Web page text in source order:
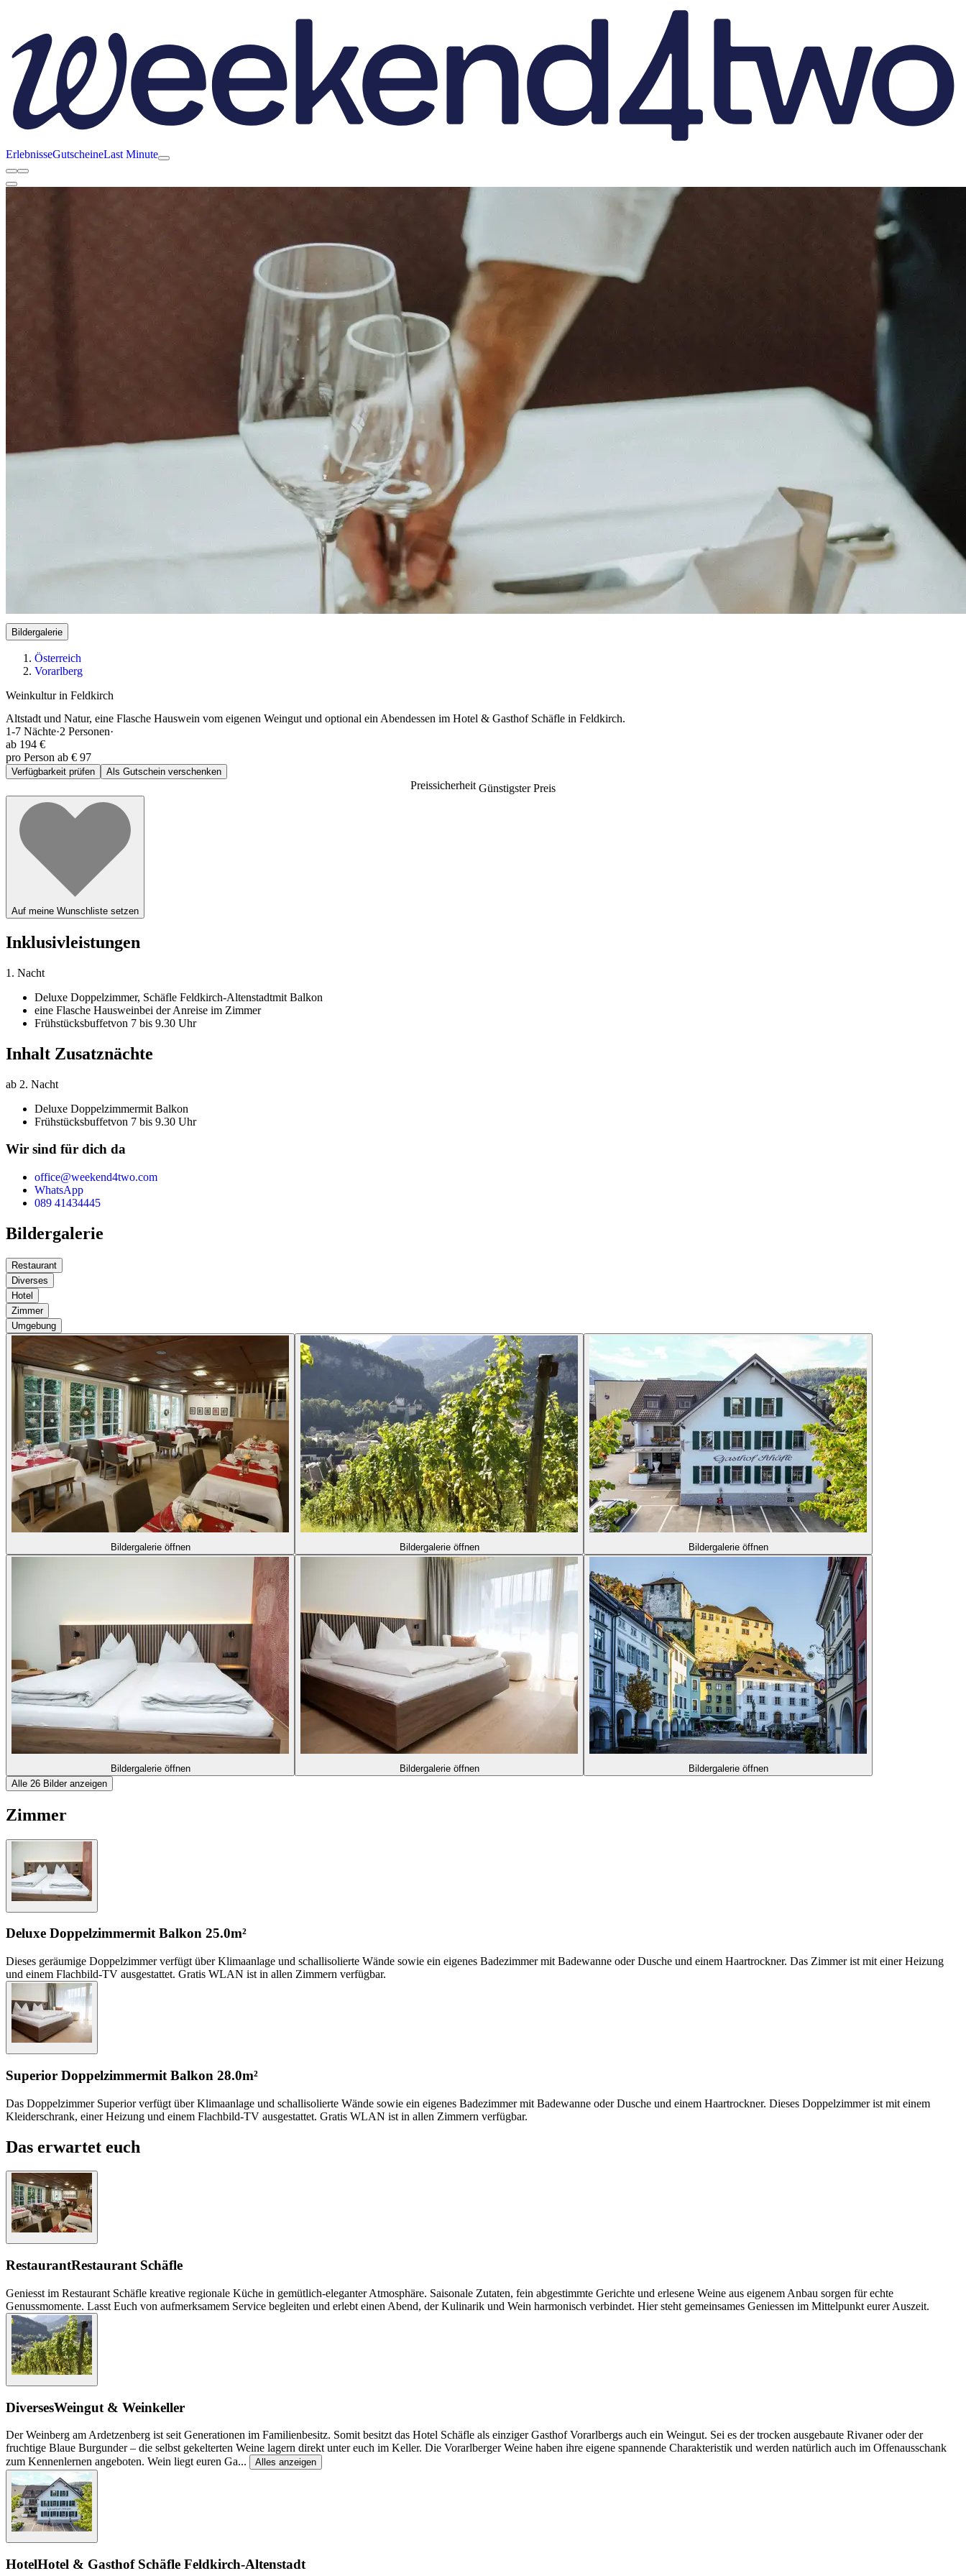
ErlebnisseGutscheineLast Minute
Bildergalerie
Österreich
Vorarlberg
Weinkultur in Feldkirch
Altstadt und Natur, eine Flasche Hauswein vom eigenen Weingut und optional ein Abendessen im Hotel & Gasthof Schäfle in Feldkirch.
1-7 Nächte·2 Personen·
ab 194 €
pro Person ab € 97
Verfügbarkeit prüfen Als Gutschein verschenken
Preissicherheit Günstigster Preis
Auf meine Wunschliste setzen
Inklusivleistungen
1. Nacht
Deluxe Doppelzimmer, Schäfle Feldkirch-Altenstadtmit Balkon
eine Flasche Hausweinbei der Anreise im Zimmer
Frühstücksbuffetvon 7 bis 9.30 Uhr
Inhalt Zusatznächte
ab 2. Nacht
Deluxe Doppelzimmermit Balkon
Frühstücksbuffetvon 7 bis 9.30 Uhr
Wir sind für dich da
office@weekend4two.com
WhatsApp
089 41434445
Bildergalerie
Restaurant
Diverses
Hotel
Zimmer
Umgebung
Bildergalerie öffnen Bildergalerie öffnen Bildergalerie öffnen
Bildergalerie öffnen Bildergalerie öffnen
Bildergalerie öffnen
Alle 26 Bilder anzeigen
Zimmer
Deluxe Doppelzimmermit Balkon 25.0m²
Dieses geräumige Doppelzimmer verfügt über Klimaanlage und schallisolierte Wände sowie ein eigenes Badezimmer mit Badewanne oder Dusche und einem Haartrockner. Das Zimmer ist mit einer Heizung
und einem Flachbild-TV ausgestattet. Gratis WLAN ist in allen Zimmern verfügbar.
Superior Doppelzimmermit Balkon 28.0m²
Das Doppelzimmer Superior verfügt über Klimaanlage und schallisolierte Wände sowie ein eigenes Badezimmer mit Badewanne oder Dusche und einem Haartrockner. Dieses Doppelzimmer ist mit einem
Kleiderschrank, einer Heizung und einem Flachbild-TV ausgestattet. Gratis WLAN ist in allen Zimmern verfügbar.
Das erwartet euch
RestaurantRestaurant Schäfle
Geniesst im Restaurant Schäfle kreative regionale Küche in gemütlich-eleganter Atmosphäre. Saisonale Zutaten, fein abgestimmte Gerichte und erlesene Weine aus eigenem Anbau sorgen für echte
Genussmomente. Lasst Euch von aufmerksamem Service begleiten und erlebt einen Abend, der Kulinarik und Wein harmonisch verbindet. Hier steht gemeinsames Geniessen im Mittelpunkt eurer Auszeit.
DiversesWeingut & Weinkeller
Der Weinberg am Ardetzenberg ist seit Generationen im Familienbesitz. Somit besitzt das Hotel Schäfle als einziger Gasthof Vorarlbergs auch ein Weingut. Sei es der trocken ausgebaute Rivaner oder der
fruchtige Blaue Burgunder – die selbst gekelterten Weine lagern direkt unter euch im Keller. Die Vorarlberger Weine haben ihre eigene spannende Charakteristik und werden natürlich auch im Offenausschank
zum Kennenlernen angeboten. Wein liegt euren Ga... Alles anzeigen
HotelHotel & Gasthof Schäfle Feldkirch-Altenstadt